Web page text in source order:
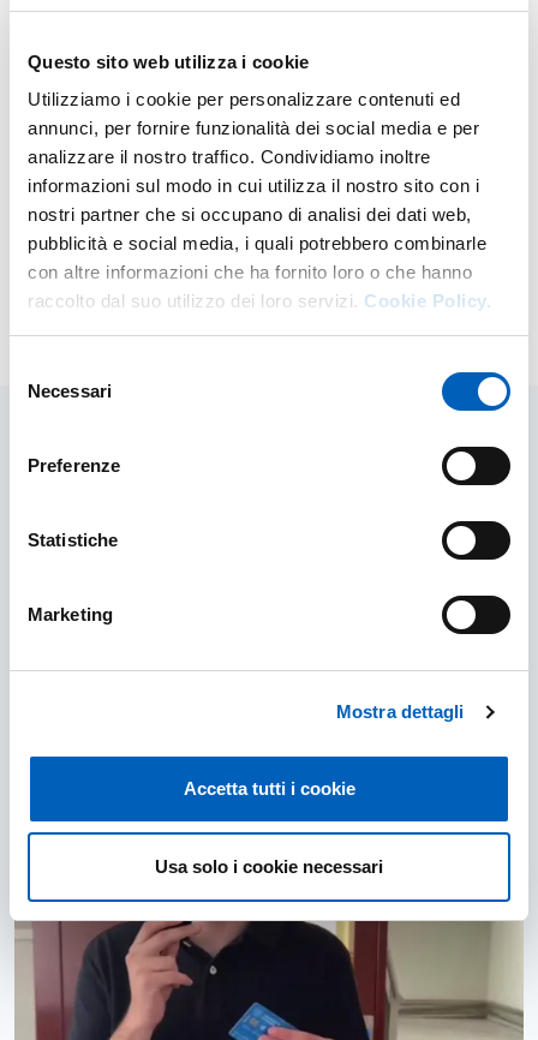
Questo sito web utilizza i cookie
Utilizziamo i cookie per personalizzare contenuti ed
annunci, per fornire funzionalità dei social media e per
analizzare il nostro traffico. Condividiamo inoltre
informazioni sul modo in cui utilizza il nostro sito con i
nostri partner che si occupano di analisi dei dati web,
pubblicità e social media, i quali potrebbero combinarle
con altre informazioni che ha fornito loro o che hanno
raccolto dal suo utilizzo dei loro servizi. Cookie Policy.
delNecessari
Preferenze
Statistiche
Marketing
Mostra dettagli
Accetta tutti i cookie
Usa solo i cookie necessari
tutela
Vita da Unipr